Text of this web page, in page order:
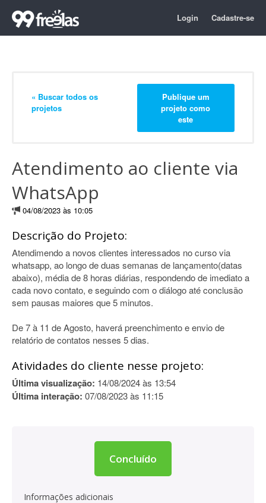
Login Cadastre-se
« Buscar todos os
projetos
Publique um
projeto como
este
Atendimento ao cliente via
WhatsApp
04/08/2023 às 10:05
Descrição do Projeto:
Atendimendo a novos clientes interessados no curso via
whatsapp, ao longo de duas semanas de lançamento(datas
abaixo), média de 8 horas diárias, respondendo de imediato a
cada novo contato, e seguindo com o diálogo até conclusão
sem pausas maiores que 5 minutos.
De 7 à 11 de Agosto, haverá preenchimento e envio de
relatório de contatos nesses 5 dias.
Atividades do cliente nesse projeto:
Última visualização: 14/08/2024 às 13:54
Última interação: 07/08/2023 às 11:15
Concluído
Informações adicionais